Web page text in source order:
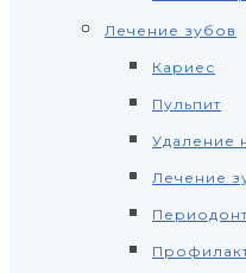
Лечение зубов
Кариес
Пульпит
Удаление
Лечение